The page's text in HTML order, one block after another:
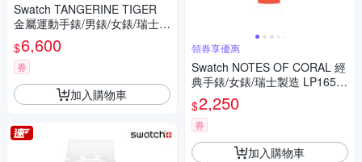
Swatch TANGERINE TIGER
金屬運動手錶/男錶/女錶/瑞士製
造 YVS529 (43mm)
$6,600
券
加入購物車
領券享優惠
Swatch NOTES OF CORAL 經
典手錶/女錶/瑞士製造 LP165
(25mm)
$2,250
券
加入購物車